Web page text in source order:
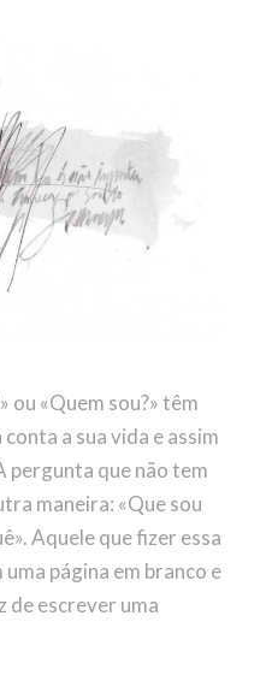
ou «Quem sou?» têm
a sua vida e assim
pergunta que não tem
maneira: «Que sou
Aquele que fizer essa
página em branco e
de escrever uma